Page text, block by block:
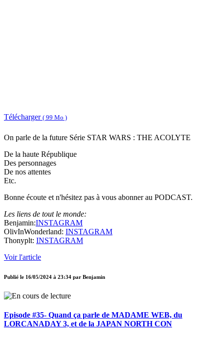
Télécharger ( 99 Mo )
On parle de la future Série STAR WARS : THE ACOLYTE
De la haute République
Des personnages
De nos attentes
Etc.
Bonne écoute et n'hésitez pas à vous abonner au PODCAST.
Les liens de tout le monde:
Benjamin:INSTAGRAM
OlivInWonderland: INSTAGRAM
Thonyplt: INSTAGRAM
Voir l'article
Publié le 16/05/2024 à 23:34 par Benjamin
Episode #35- Quand ça parle de MADAME WEB, du
LORCANADAY 3, et de la JAPAN NORTH CON